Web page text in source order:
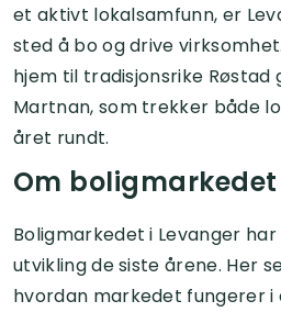
et aktivt lokalsamfunn, er
sted å bo og drive
hjem til tradisjonsrike Røstad
Martnan, som trekker både
året rundt.
Om
Boligmarkedet i Levanger
utvikling de siste årene. Her
hvordan markedet fungerer i